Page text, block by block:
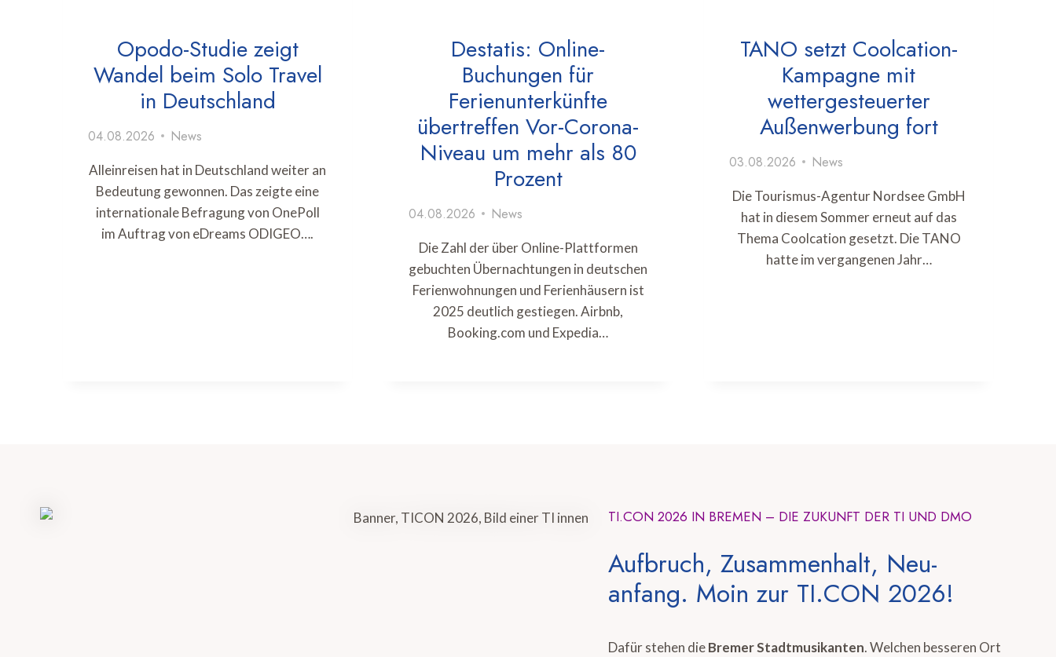
Opodo-Studie zeigt
Wandel beim Solo Travel
in Deutschland
04.08.2026 News
Alleinreisen hat in Deutschland weiter an
Bedeutung gewonnen. Das zeigte eine
internationale Befragung von OnePoll
im Auftrag von eDreams ODIGEO….
Destatis: Online-
Buchungen für
Ferienunterkünfte
übertreffen Vor-Corona-
Niveau um mehr als 80
Prozent
04.08.2026 News
Die Zahl der über Online-Plattformen
gebuchten Übernachtungen in deutschen
Ferienwohnungen und Ferienhäusern ist
2025 deutlich gestiegen. Airbnb,
Booking.com und Expedia…
TANO setzt Coolcation-
Kampagne mit
wettergesteuerter
Außenwerbung fort
03.08.2026 News
Die Tourismus-Agentur Nordsee GmbH
hat in diesem Sommer erneut auf das
Thema Coolcation gesetzt. Die TANO
hatte im vergangenen Jahr…
TI.CON 2026 IN BREMEN – DIE ZUKUNFT DER TI UND DMO
Aufbruch, Zusammenhalt, Neu-
anfang. Moin zur TI.CON 2026!
Dafür stehen dieBremer Stadtmusikanten. Welchen besseren Ort